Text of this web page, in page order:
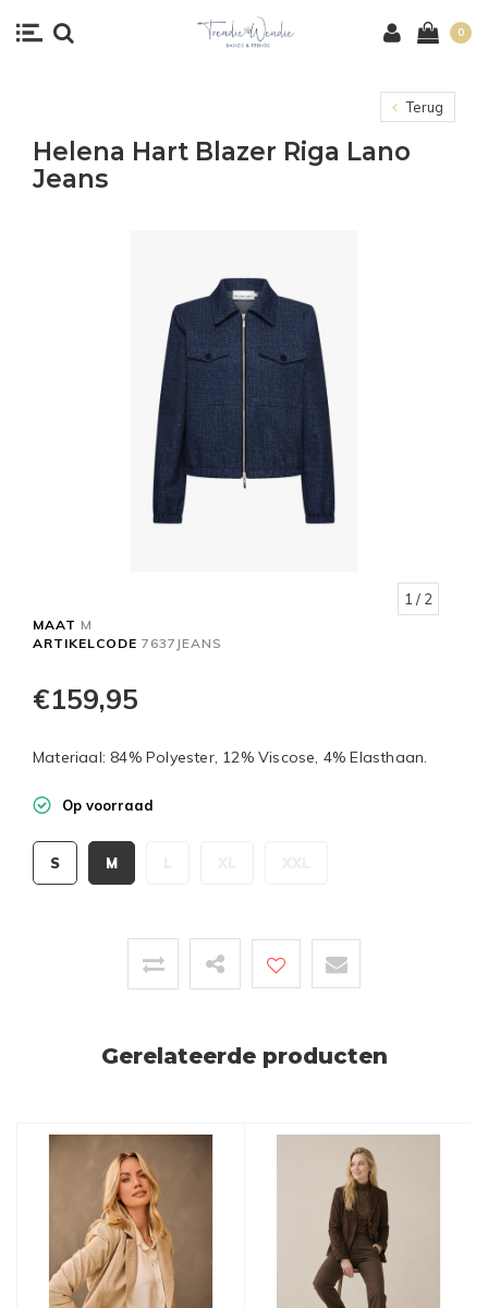
0
Terug
Helena Hart Blazer Riga Lano
Jeans
1 / 2
MAAT M
ARTIKELCODE 7637JEANS
€159,95
Materiaal: 84% Polyester, 12% Viscose, 4% Elasthaan.
Op voorraad
S M
Gerelateerde producten